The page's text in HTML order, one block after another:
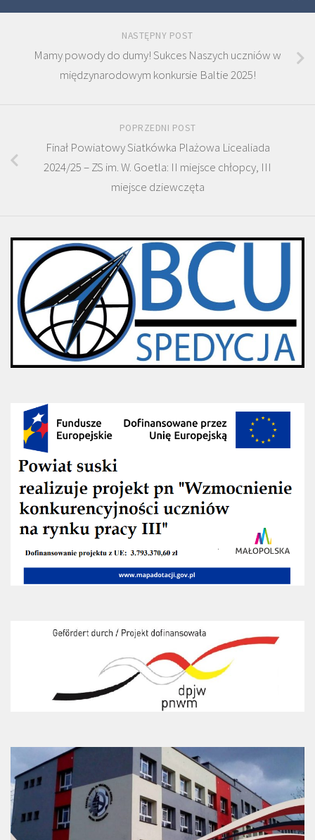
NASTĘPNY POST
Mamy powody do dumy! Sukces Naszych uczniów w
międzynarodowym konkursie Baltie 2025!
POPRZEDNI POST
Finał Powiatowy Siatkówka Plażowa Licealiada
2024/25 – ZS im. W. Goetla: II miejsce chłopcy, III
miejsce dziewczęta